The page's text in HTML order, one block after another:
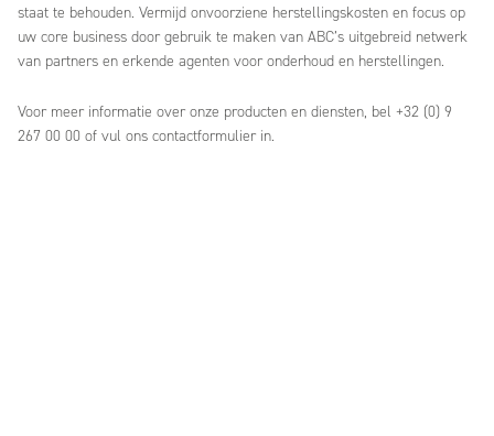
staat te behouden. Vermijd onvoorziene herstellingskosten en focus op
uw core business door gebruik te maken van ABC’s uitgebreid netwerk
van partners en erkende agenten voor onderhoud en herstellingen.
Voor meer informatie over onze producten en diensten, bel +32 (0) 9
267 00 00 of vul ons contactformulier in.